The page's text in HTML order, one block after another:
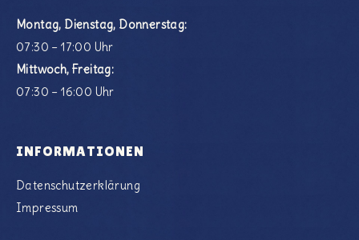
Montag, Dienstag, Donnerstag:
07:30 – 17:00 Uhr
Mittwoch, Freitag:
07:30 – 16:00 Uhr
INFORMATIONEN
Datenschutzerklärung
Impressum